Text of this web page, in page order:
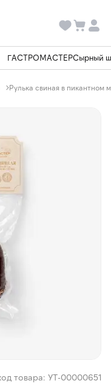
ГАСТРОМАСТЕРСырный
Рулька свиная в
товара: УТ-00000651